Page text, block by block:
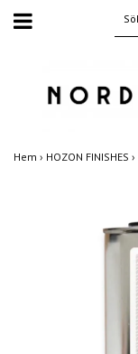
Hem › HOZON FINISHES ›